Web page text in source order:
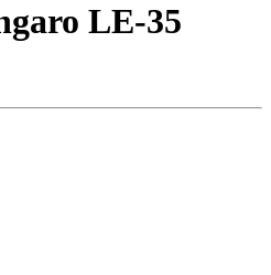
LE-35